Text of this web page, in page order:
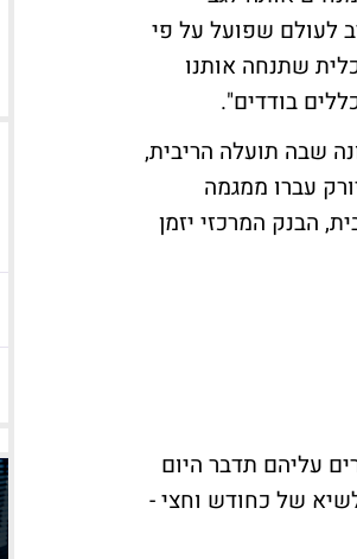
לעולם שפועל על פי
שתנחה אותנו
בודדים".
שבה תועלה הריבית,
עברו ממגמה
הבנק המרכזי יזמן
עליהם תדבר היום